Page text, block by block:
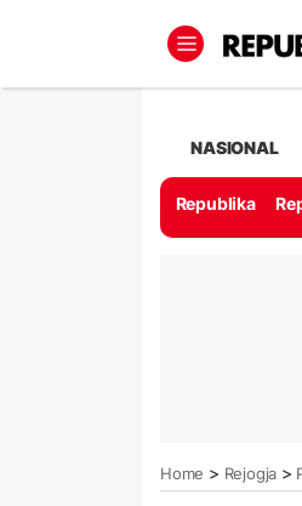
NASIONAL
Republika
Home > Rejogja >